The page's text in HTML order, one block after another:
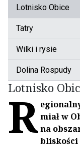
Lotnisko Obice
Tatry
Wilki i rysie
Dolina Rospudy
Lotnisko
Rmiał w
na
bliskości